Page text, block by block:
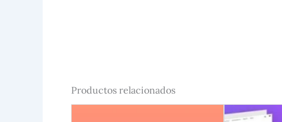
Productos relacionados